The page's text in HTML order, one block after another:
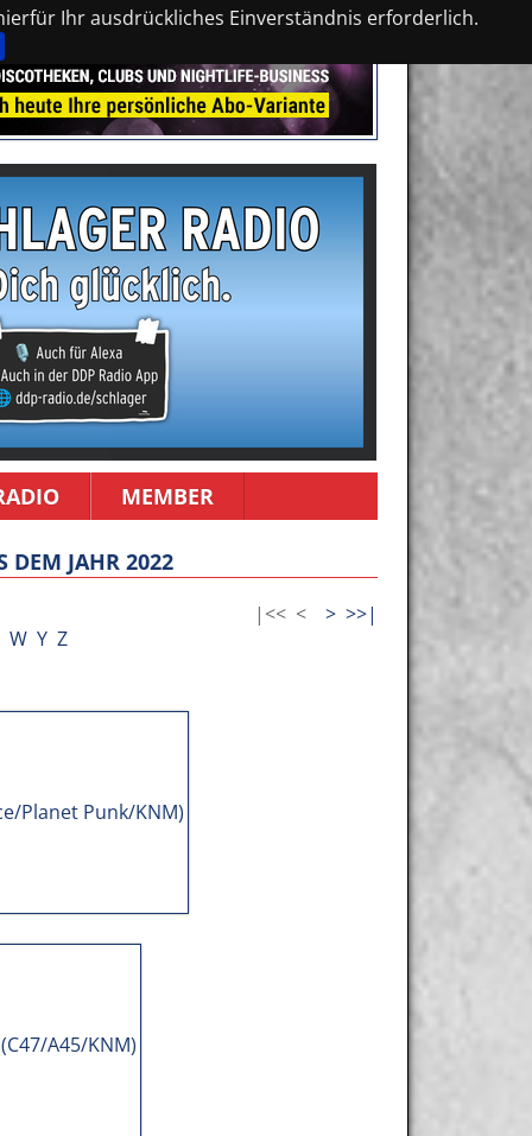
Ihr ausdrückliches Einverständnis erforderlich.
MEMBER
DEM JAHR 2022
|<< < > >>|
W Y Z